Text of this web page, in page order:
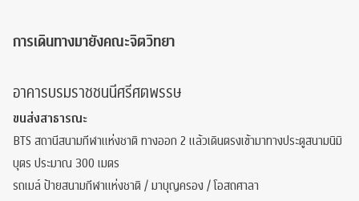
การเดินทางมายังคณะจิตวิทยา
อาคารบรมราชชนนีศรีศตพรรษ
ขนส่งสาธารณะ
BTS สถานีสนามกีฬาแห่งชาติ ทางออก 2 แล้วเดินตรงเข้ามาทางประตูสนามนิมิ
บุตร ประมาณ 300 เมตร
รถเมล์ ป้ายสนามกีฬาแห่งชาติ / มาบุญครอง / โอสถศาลา